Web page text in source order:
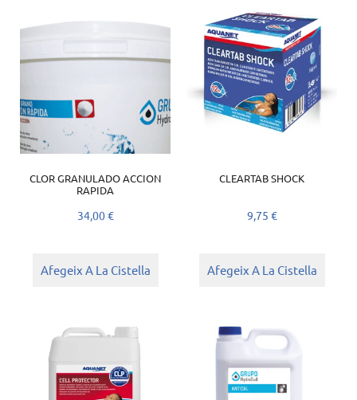
CLOR GRANULADO ACCION
RAPIDA
34,00€
Afegeix A La Cistella
CLEARTAB SHOCK
9,75 €
Afegeix A La Cistella